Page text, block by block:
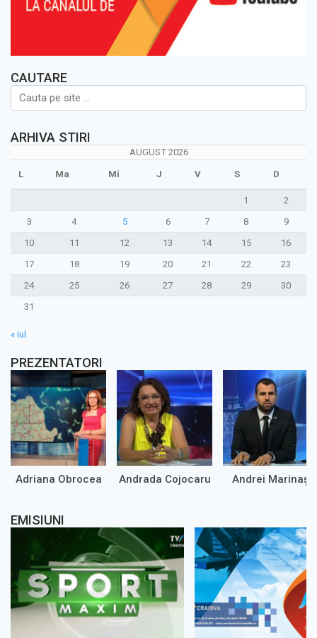
CAUTARE
ARHIVA STIRI
AUGUST 2026
L Ma Mi J V S D
1
2
3
4 5 6 7 8
9
10
11 12 13 14 15
16
17
18 19 20 21 22
23
24
25 26 27 28 29
30
31
« iul.
PREZENTATORI
Adriana Obrocea Andrada Cojocaru Andrei Marinaș
EMISIUNI